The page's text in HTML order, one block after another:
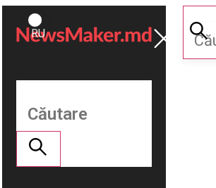
ROMÂNĂ
RU
Susține
NM